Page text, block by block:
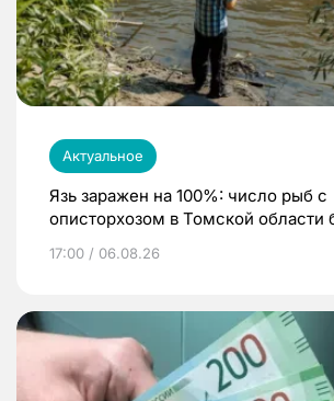
Актуальное
Язь заражен на 100%: число рыб с
описторхозом в Томской области
17:00 / 06.08.26